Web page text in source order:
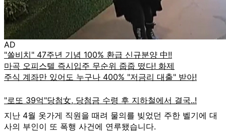
AD
지난 4월 옷가게 직원을 때려 물의를 빚었던 주한 벨기에 대
사의 부인이 또 폭행 사건에 연루됐습니다.